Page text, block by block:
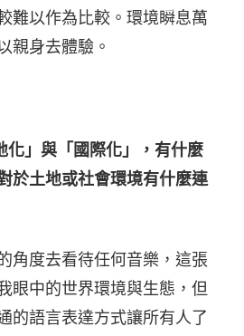
難以作為比較。環境瞬息萬
親身去體驗。
化」與「國際化」，有什麼
於土地或社會環境有什麼連
角度去看待任何音樂，這張
眼中的世界環境與生態，但
的語言表達方式讓所有人了